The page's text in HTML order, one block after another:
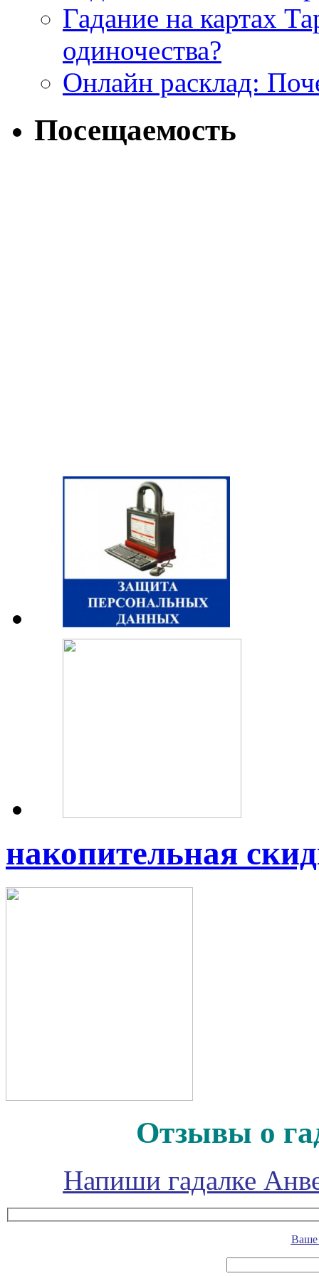
Гадание на картах
одиночества?
Онлайн расклад:
Посещаемость
накопительная
Отзывы о
Напиши гадалке
Ваше